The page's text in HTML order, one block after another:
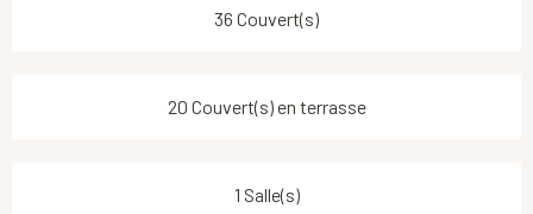
36 Couvert(s)
20 Couvert(s) en terrasse
1 Salle(s)